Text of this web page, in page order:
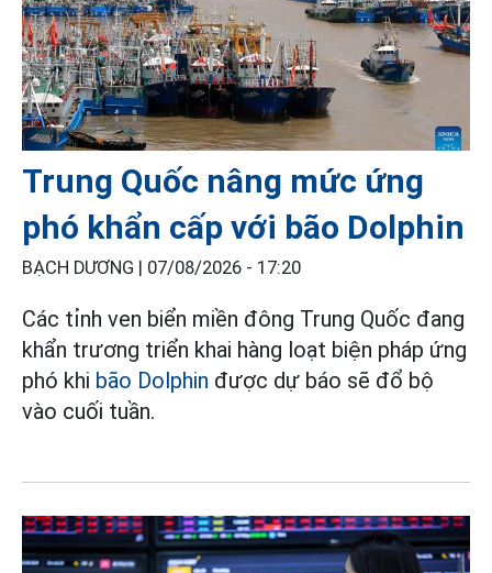
Trung Quốc nâng mức ứng
phó khẩn cấp với bão Dolphin
BẠCH DƯƠNG | 07/08/2026 - 17:20
Các tỉnh ven biển miền đông Trung Quốc đang
khẩn trương triển khai hàng loạt biện pháp ứng
phó khi bão Dolphin được dự báo sẽ đổ bộ
vào cuối tuần.